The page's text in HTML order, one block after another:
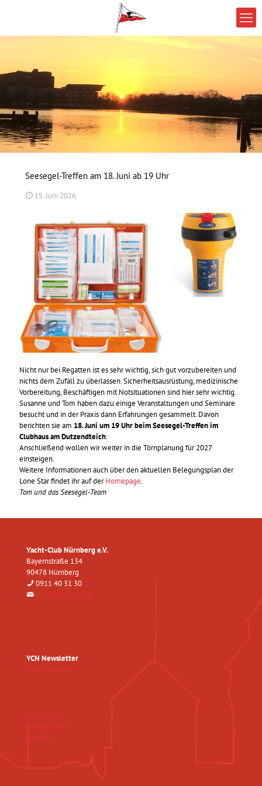
Seesegel-Treffen am 18. Juni ab 19 Uhr
15. Juni 2026
Nicht nur bei Regatten ist es sehr wichtig, sich gut vorzubereiten und
nichts dem Zufall zu überlassen. Sicherheitsausrüstung, medizinische
Vorbereitung, Beschäftigen mit Notsituationen sind hier sehr wichtig.
Susanne und Tom haben dazu einige Veranstaltungen und Seminare
besucht und in der Praxis dann Erfahrungen gesammelt. Davon
berichten sie am 18. Juni um 19 Uhr beim Seesegel-Treffen im
Clubhaus am Dutzendteich.
Anschließend wollen wir weiter in die Törnplanung für 2027
einsteigen.
Weitere Informationen auch über den aktuellen Belegungsplan der
Lone Star findet ihr auf derHomepage.
Tom und das Seesegel-Team
Yacht-Club Nürnberg e.V.
Bayernstraße 134
90478 Nürnberg
0911 40 31 30
clubhaus@ycn.de
YCN Newsletter
Hier eintragen
Impressum
Datenschutz
Kontakt